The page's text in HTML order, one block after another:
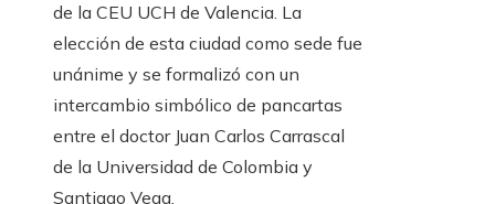
de la CEU UCH de Valencia. La
elección de esta ciudad como sede fue
unánime y se formalizó con un
intercambio simbólico de pancartas
entre el doctor Juan Carlos Carrascal
de la Universidad de Colombia y
Santiago Vega.